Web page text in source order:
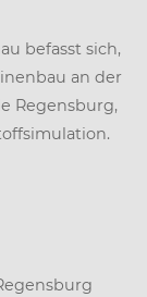
befasst sich,
an der
Regensburg,